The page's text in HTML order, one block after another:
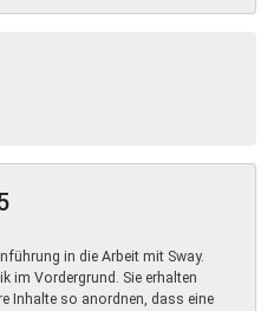
in die Arbeit mit Sway.
im Vordergrund. Sie erhalten
Inhalte so anordnen, dass eine